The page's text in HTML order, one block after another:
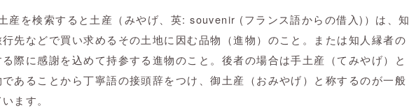
産を検索すると土産（みやげ、英: souvenir (フランス語からの借入)）は、知
先などで買い求めるその土地に因む品物（進物）のこと。または知人縁者の
際に感謝を込めて持参する進物のこと。後者の場合は手土産（てみやげ）と
あることから丁寧語の接頭辞をつけ、御土産（おみやげ）と称するのが一般
ます。